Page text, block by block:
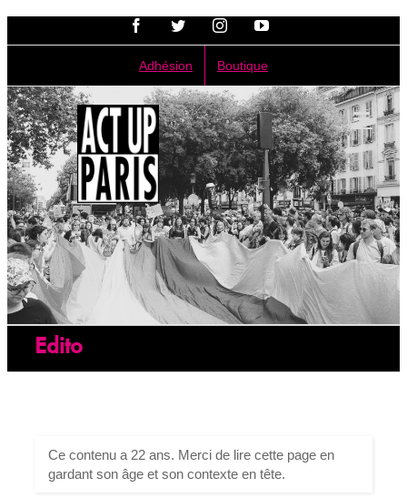
Passer
FacebookTwitterInstagramYouTube
Adhésion Boutique
Edito
Ce contenu a 22 ans. Merci de lire cette page en
gardant son âge et son contexte en tête.